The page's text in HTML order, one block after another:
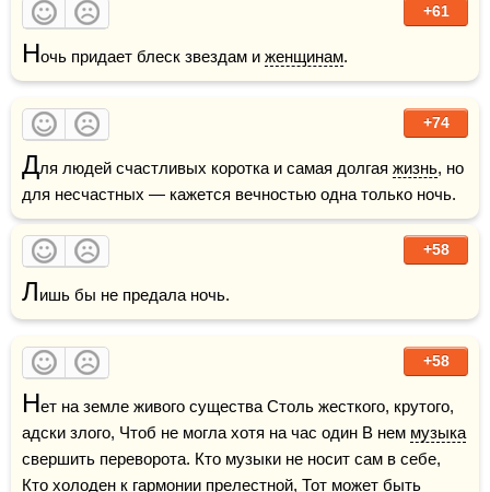
+61
Ночь придает блеск звездам и женщинам.
+74
Для людей счастливых коротка и самая долгая жизнь, но
для несчастных — кажется вечностью одна только ночь.
+58
Лишь бы не предала ночь.
+58
Нет на земле живого существа Столь жесткого, крутого,
адски злого, Чтоб не могла хотя на час один В нем музыка
свершить переворота. Кто музыки не носит сам в себе,
Кто холоден к гармонии прелестной, Тот может быть